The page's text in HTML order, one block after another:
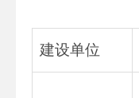
建设单位